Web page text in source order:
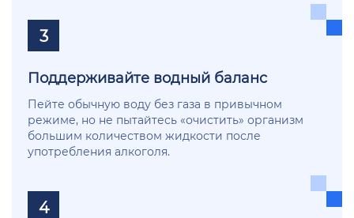
3
Поддерживайте водный баланс
Пейте обычную воду без газа в привычном
режиме, но не пытайтесь «очистить» организм
большим количеством жидкости после
употребления алкоголя.
4